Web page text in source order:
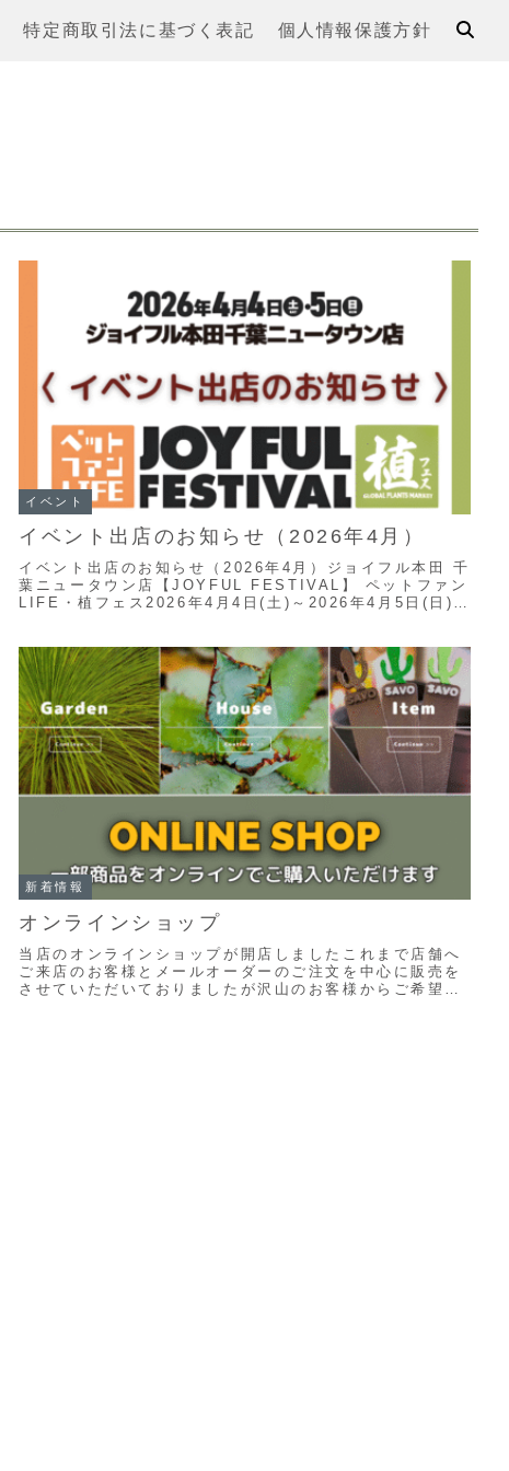
特定商取引法に基づく表記 個人情報保護方針
イベント
イベント出店のお知らせ（2026年4月）
イベント出店のお知らせ（2026年4月）ジョイフル本田 千
葉ニュータウン店【JOYFUL FESTIVAL】 ペットファン
LIFE・植フェス2026年4月4日(土)～2026年4月5日(日)
新着情報
オンラインショップ
当店のオンラインショップが開店しましたこれまで店舗へ
ご来店のお客様とメールオーダーのご注文を中心に販売を
させていただいておりましたが沢山のお客様からご希望を